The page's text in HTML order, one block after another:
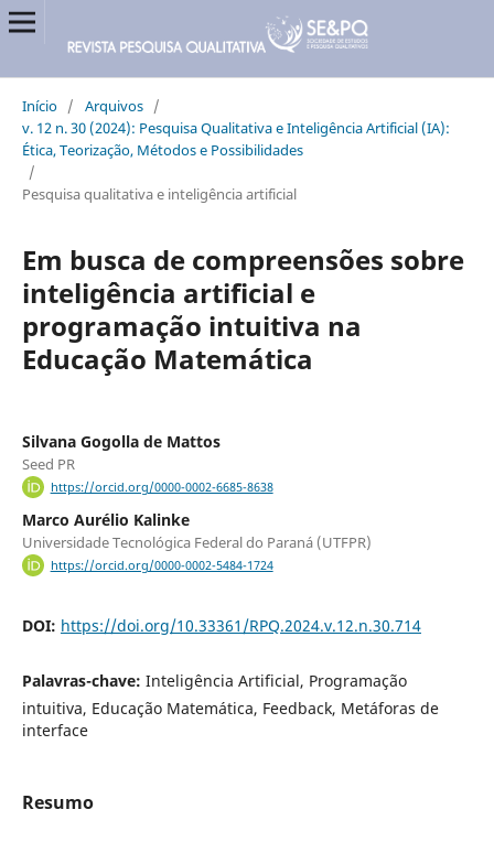
Início / Arquivos /
v. 12 n. 30 (2024): Pesquisa Qualitativa e Inteligência Artificial (IA):
Ética, Teorização, Métodos e Possibilidades
/
Pesquisa qualitativa e inteligência artificial
Em busca de compreensões sobre
inteligência artificial e
programação intuitiva na
Educação Matemática
Silvana Gogolla de Mattos
Seed PR
https://orcid.org/0000-0002-6685-8638
Marco Aurélio Kalinke
Universidade Tecnológica Federal do Paraná (UTFPR)
https://orcid.org/0000-0002-5484-1724
DOI: https://doi.org/10.33361/RPQ.2024.v.12.n.30.714
Palavras-chave: Inteligência Artificial, Programação
intuitiva, Educação Matemática, Feedback, Metáforas de
interface
Resumo